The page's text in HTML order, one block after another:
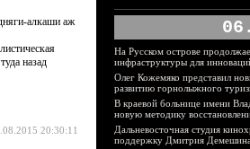
алкаши аж
назад
20:30:11
На Русском острове
инфраструктуры для
Олег Кожемяко представил
развитию горнолыжного
В краевой больнице имени
новую методику
Дальневосточная студия
поддержку Дмитрия